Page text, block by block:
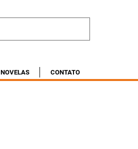
NOVELAS CONTATO